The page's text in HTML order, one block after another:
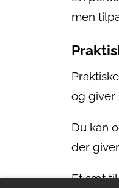
men
og giver
Du kan
der
Et sæt til